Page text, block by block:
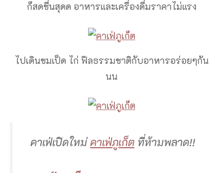
ก็สดชื่นสุดด อาหารและเครื่องดื่มราคาไม่แรง
ไปเดินชมเป็ด ไก่ ฟีลธรรมชาติกับอาหารอร่อยๆกัน
นน
คาเฟ่เปิดใหม่คาเฟ่ภูเก็ต ที่ห้ามพลาด!!